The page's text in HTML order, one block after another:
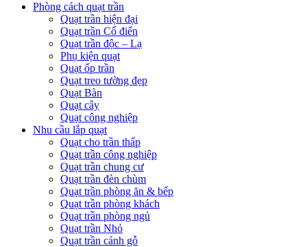
Phòng cách quạt trần
Quạt trần hiện đại
Quạt trần Cổ điển
Quạt trần độc – Lạ
Phụ kiện quạt
Quạt ốp trần
Quạt treo tường đẹp
Quạt Bàn
Quạt cây
Quạt công nghiệp
Nhu cầu lắp quạt
Quạt cho trần thấp
Quạt trần công nghiệp
Quạt trần chung cư
Quạt trần đèn chùm
Quạt trần phòng ăn & bếp
Quạt trần phòng khách
Quạt trần phòng ngủ
Quạt trần Nhỏ
Quạt trần cánh gỗ